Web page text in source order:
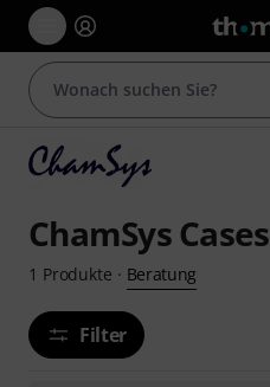
ChamSys Cases
1 Produkte · Beratung
Filter